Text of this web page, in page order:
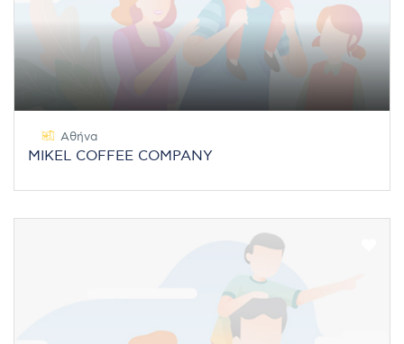
Αθήνα
MIKEL COFFEE COMPANY